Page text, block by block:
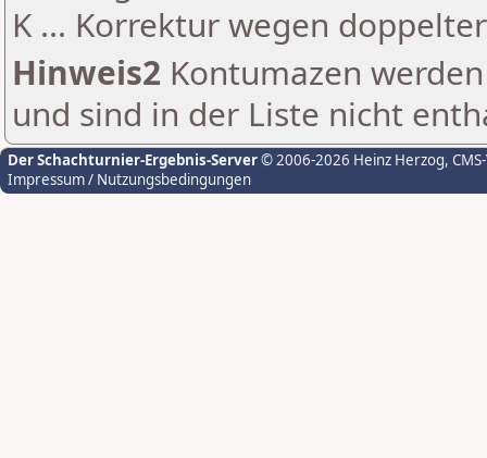
K ... Korrektur wegen
Hinweis2 Kontumazen
und sind in der Liste nicht
Der Schachturnier-Ergebnis-Server© 2006-2026 Heinz Herzog,
Impressum / Nutzungsbedingungen